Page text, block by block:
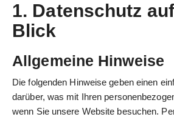
1. Datenschutz
Blick
Allgemeine Hinweise
Die folgenden Hinweise geben einen
darüber, was mit Ihren
wenn Sie unsere Website besuchen.